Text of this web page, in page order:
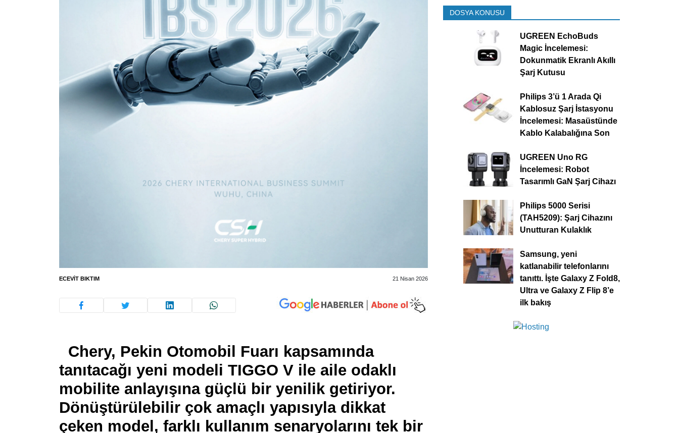
ECEVIT BIKTIM 21 Nisan 2026
Chery, Pekin Otomobil Fuarı kapsamında
tanıtacağı yeni modeli TIGGO V ile aile odaklı
mobilite anlayışına güçlü bir yenilik getiriyor.
Dönüştürülebilir çok amaçlı yapısıyla dikkat
çeken model, farklı kullanım senaryolarını tek bir
DOSYA KONUSU
UGREEN EchoBuds
Magic İncelemesi:
Dokunmatik Ekranlı Akıllı
Şarj Kutusu
Philips 3’ü 1 Arada Qi
Kablosuz Şarj İstasyonu
İncelemesi: Masaüstünde
Kablo Kalabalığına Son
UGREEN Uno RG
İncelemesi: Robot
Tasarımlı GaN Şarj Cihazı
Philips 5000 Serisi
(TAH5209): Şarj Cihazını
Unutturan Kulaklık
Samsung, yeni
katlanabilir telefonlarını
tanıttı. İşte Galaxy Z Fold8,
Ultra ve Galaxy Z Flip 8’e
ilk bakış